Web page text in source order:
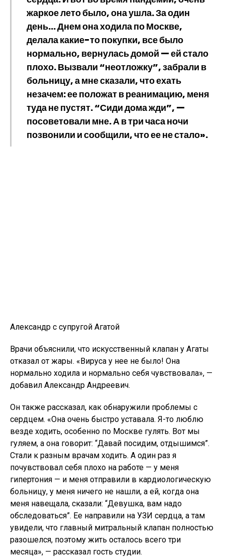
жаркое лето было, она ушла. За один
день… Днем она ходила по Москве,
делала какие-то покупки, все было
нормально, вернулась домой — ей стало
плохо. Вызвали “неотложку”, забрали в
больницу, а мне сказали, что ехать
незачем: ее положат в реанимацию, меня
туда не пустят. “Сиди дома жди”, —
посоветовали мне. А в три часа ночи
позвонили и сообщили, что ее не стало».
Александр с супругой Агатой
Врачи объяснили, что искусственный клапан у Агаты
отказал от жары. «Вируса у нее не было! Она
нормально ходила и нормально себя чувствовала», —
добавил Александр Андреевич.
Он также рассказал, как обнаружили проблемы с
сердцем. «Она очень быстро уставала. Я-то люблю
везде ходить, особенно по Москве гулять. Вот мы
гуляем, а она говорит: “Давай посидим, отдышимся”.
Стали к разным врачам ходить. А один раз я
почувствовал себя плохо на работе — у меня
гипертония — и меня отправили в кардиологическую
больницу, у меня ничего не нашли, а ей, когда она
меня навещала, сказали: “Девушка, вам надо
обследоваться”. Ее направили на УЗИ сердца, а там
увидели, что главный митральный клапан полностью
разошелся, поэтому жить осталось всего три
месяца», — рассказал гость студии.